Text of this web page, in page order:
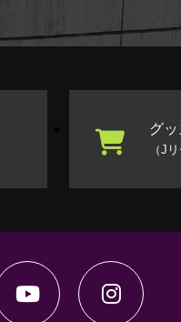
グッ
（J